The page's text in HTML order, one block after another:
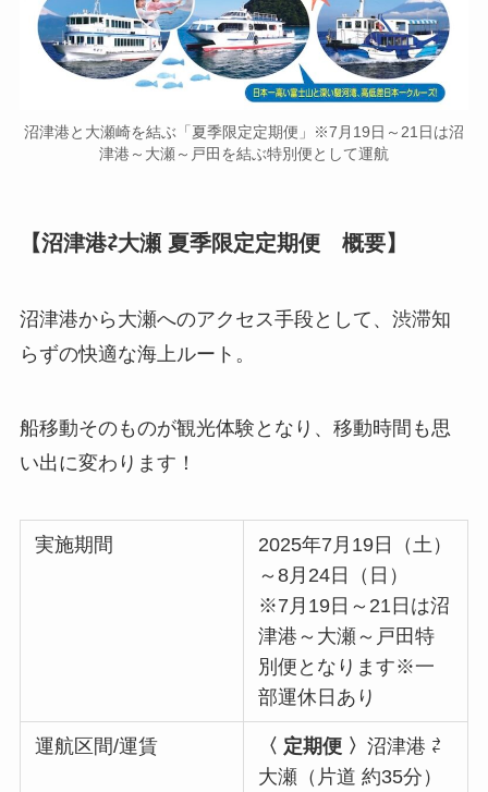
沼津港と大瀬崎を結ぶ「夏季限定定期便」※7月19日～21日は沼
津港～大瀬～戸田を結ぶ特別便として運航
【沼津港⇄大瀬 夏季限定定期便 概要】
沼津港から大瀬へのアクセス手段として、渋滞知
らずの快適な海上ルート。
船移動そのものが観光体験となり、移動時間も思
い出に変わります！
実施期間
2025年7月19日（土）
～8月24日（日）
※7月19日～21日は沼
津港～大瀬～戸田特
別便となります※一
部運休日あり
運航区間/運賃 〈 定期便 〉沼津港 ⇄
大瀬（片道 約35分）